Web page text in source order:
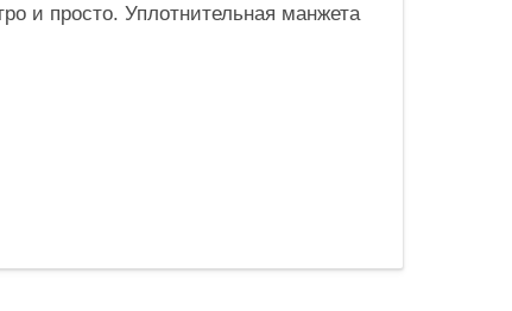
и просто. Уплотнительная манжета